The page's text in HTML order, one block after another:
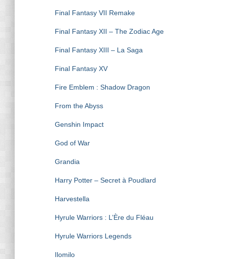
Final Fantasy VII Remake
Final Fantasy XII – The Zodiac Age
Final Fantasy XIII – La Saga
Final Fantasy XV
Fire Emblem : Shadow Dragon
From the Abyss
Genshin Impact
God of War
Grandia
Harry Potter – Secret à Poudlard
Harvestella
Hyrule Warriors : L’Ère du Fléau
Hyrule Warriors Legends
Ilomilo